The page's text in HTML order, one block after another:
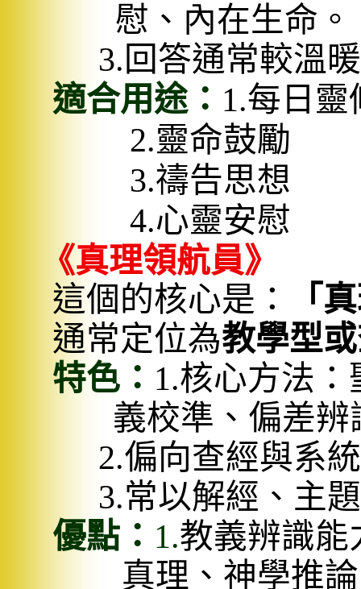
慰、內在生命。
3.回答通常較溫
適合用途： 1.每日靈
2.靈命鼓勵
3.禱告思想
4.心靈安慰
《真理領航員》
這個的核心是：
「
通常定位為教學型
特色： 1.核心方法：
義校準、偏差辨
2.偏向查經與系
3.常以解經、主
優點： 1.教義辨識能
真理、神學推